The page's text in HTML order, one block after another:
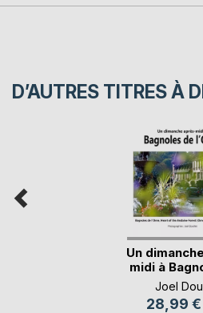
D’AUTRES TITRES À
Un
midi à
Joel
28,99 €